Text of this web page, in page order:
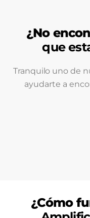
¿No
que
Tranquilo uno de
ayudarte a
¿Cómo